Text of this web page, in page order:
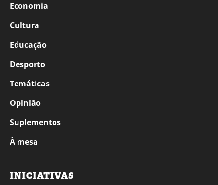
Economia
Cultura
Educação
Desporto
Temáticas
Opinião
Suplementos
À mesa
INICIATIVAS